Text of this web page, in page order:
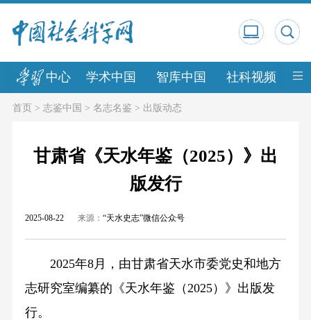
中心 学术中国 智库中国 社科视频 中
首页> 志鉴中国 > 名志名鉴 > 出版动态
甘肃省《天水年鉴（2025）》出
版发行
2025-08-22 来源： “天水史志”微信公众号
2025年8月，由甘肃省天水市委党史和地方
志研究室编纂的《天水年鉴（2025）》出版发
行。